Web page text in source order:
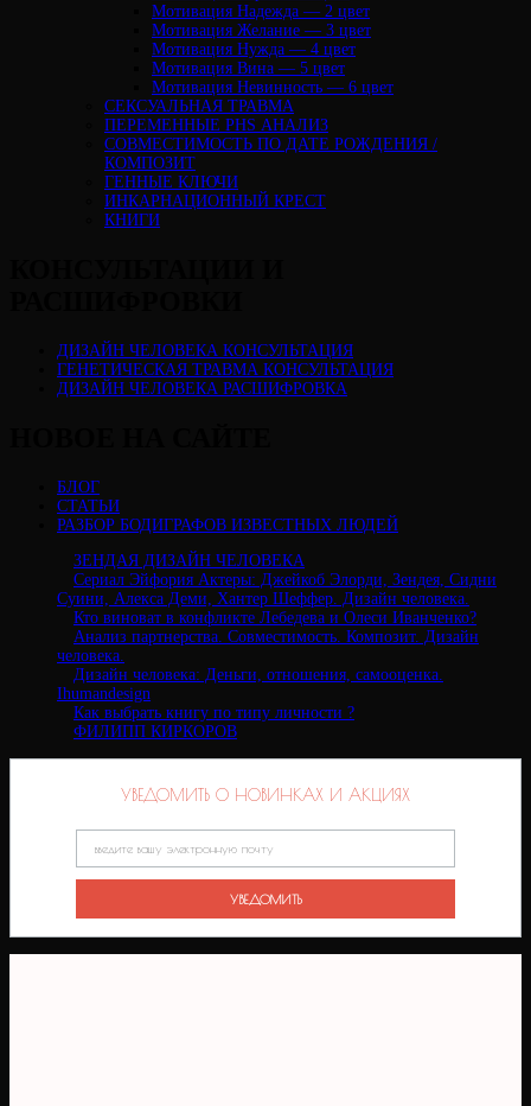
Мотивация Надежда — 2 цвет
Мотивация Желание — 3 цвет
Мотивация Нужда — 4 цвет
Мотивация Вина — 5 цвет
Мотивация Невинность — 6 цвет
СЕКСУАЛЬНАЯ ТРАВМА
ПЕРЕМЕННЫЕ PHS АНАЛИЗ
CОВМЕСТИМОСТЬ ПО ДАТЕ РОЖДЕНИЯ /
КОМПОЗИТ
ГЕННЫЕ КЛЮЧИ
ИНКАРНАЦИОННЫЙ КРЕСТ
КНИГИ
ДИЗАЙН ЧЕЛОВЕКА КОНСУЛЬТАЦИЯ
ГЕНЕТИЧЕСКАЯ ТРАВМА КОНСУЛЬТАЦИЯ
ДИЗАЙН ЧЕЛОВЕКА РАСШИФРОВКА
БЛОГ
СТАТЬИ
РАЗБОР БОДИГРАФОВ ИЗВЕСТНЫХ ЛЮДЕЙ
ЗЕНДАЯ ДИЗАЙН ЧЕЛОВЕКА
Сериал Эйфория Актеры: Джейкоб Элорди, Зендея, Сидни
Суини, Алекса Деми, Хантер Шеффер. Дизайн человека.
Кто виноват в конфликте Лебедева и Олеси Иванченко?
Анализ партнерства. Совместимость. Композит. Дизайн
человека.
Дизайн человека: Деньги, отношения, самооценка.
Ihumandesign
Как выбрать книгу по типу личности ?
ФИЛИПП КИРКОРОВ
УВЕДОМИТЬ О НОВИНКАХ И АКЦИЯХ